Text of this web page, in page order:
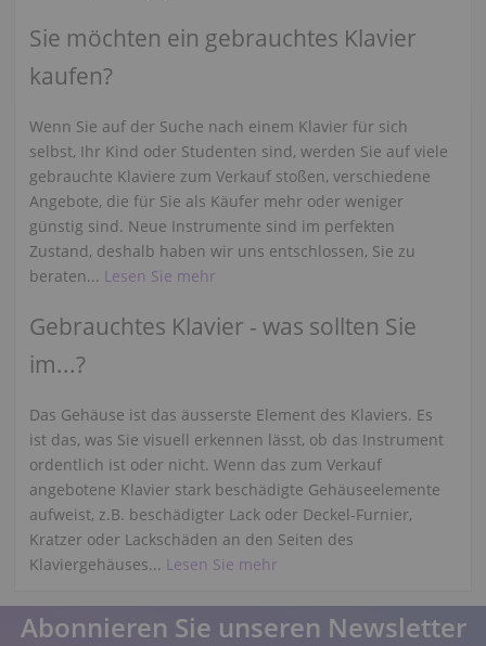
Sie möchten ein gebrauchtes Klavier
kaufen?
Wenn Sie auf der Suche nach einem Klavier für sich
selbst, Ihr Kind oder Studenten sind, werden Sie auf viele
gebrauchte Klaviere zum Verkauf stoßen, verschiedene
Angebote, die für Sie als Käufer mehr oder weniger
günstig sind. Neue Instrumente sind im perfekten
Zustand, deshalb haben wir uns entschlossen, Sie zu
beraten... Lesen Sie mehr
Gebrauchtes Klavier - was sollten Sie
im...?
Das Gehäuse ist das äusserste Element des Klaviers. Es
ist das, was Sie visuell erkennen lässt, ob das Instrument
ordentlich ist oder nicht. Wenn das zum Verkauf
angebotene Klavier stark beschädigte Gehäuseelemente
aufweist, z.B. beschädigter Lack oder Deckel-Furnier,
Kratzer oder Lackschäden an den Seiten des
Klaviergehäuses... Lesen Sie mehr
Abonnieren Sie unseren Newsletter